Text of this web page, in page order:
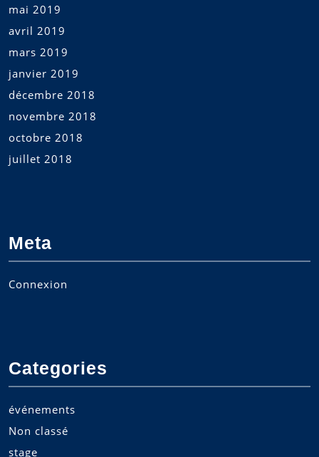
mai 2019
avril 2019
mars 2019
janvier 2019
décembre 2018
novembre 2018
octobre 2018
juillet 2018
Meta
Connexion
Categories
événements
Non classé
stage